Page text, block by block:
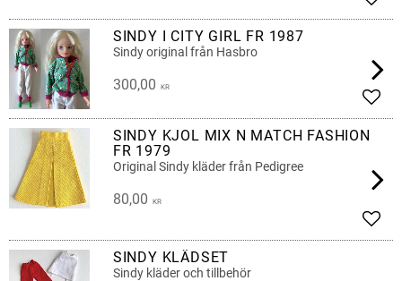
SINDY I CITY GIRL FR 1987
Sindy original från Hasbro
300,00 KR
SINDY KJOL MIX N MATCH FASHION
FR 1979
Original Sindy kläder från Pedigree
80,00 KR
SINDY KLÄDSET
Sindy kläder och tillbehör